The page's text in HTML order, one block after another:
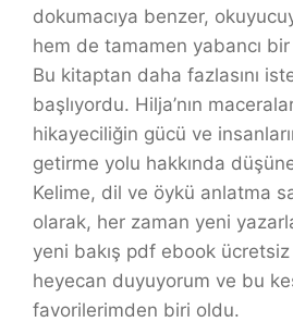
dokumacıya benzer,
hem de tamamen yabancı
Bu kitaptan daha fazlasını
başlıyordu. Hilja’nın
hikayeciliğin gücü ve
getirme yolu hakkında
Kelime, dil ve öykü anlatma
olarak, her zaman yeni
yeni bakış pdf ebook
heyecan duyuyorum ve bu
favorilerimden biri oldu.